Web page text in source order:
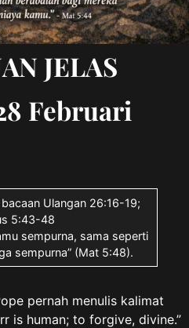
JELAS
Februari
Ulangan 26:16-19;
5:43-48
sempurna, sama seperti
sempurna” (Mat 5:48).
pernah menulis kalimat
is human; to forgive, divine.”